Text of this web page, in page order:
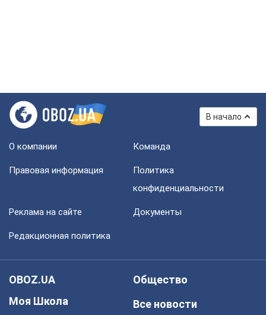
В начало
О компании Команда
Правовая информация
Политика
конфиденциальности
Реклама на сайте Документы
Редакционная политика
OBOZ.UA
Моя Школа
Общество
Все новости